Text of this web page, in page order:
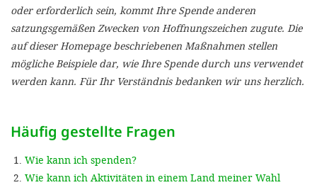
oder erforderlich sein, kommt Ihre Spende anderen
satzungsgemäßen Zwecken von Hoffnungszeichen zugute. Die
auf dieser Homepage beschriebenen Maßnahmen stellen
mögliche Beispiele dar, wie Ihre Spende durch uns verwendet
werden kann. Für Ihr Verständnis bedanken wir uns herzlich.
Häufig gestellte Fragen
Wie kann ich spenden?
Wie kann ich Aktivitäten in einem Land meiner Wahl
Impressum
ALLEN